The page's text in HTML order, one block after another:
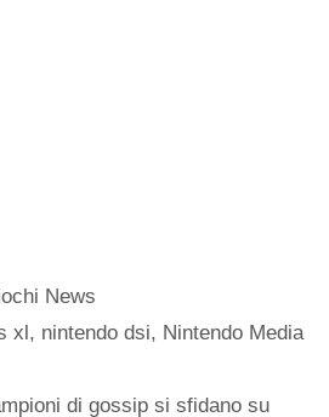
News
xl, nintendo dsi, Nintendo Media
di gossip si sfidano su